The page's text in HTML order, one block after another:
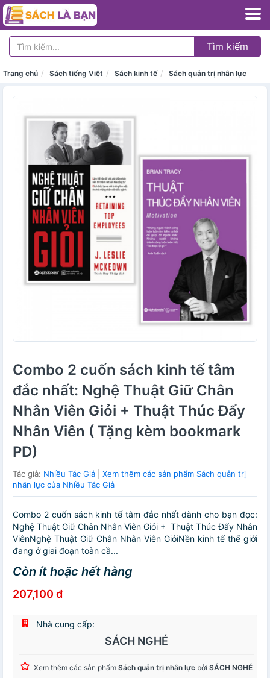
Tìm kiếm
Trang chủ Sách tiếng Việt Sách kinh tế Sách quản trị nhân lực
Combo 2 cuốn sách kinh tế tâm
đắc nhất: Nghệ Thuật Giữ Chân
Nhân Viên Giỏi + Thuật Thúc Đẩy
Nhân Viên ( Tặng kèm bookmark
PD)
Tác giả: Nhiều Tác Giả
Xem thêm các sản phẩm Sách quản trị
nhân lực của Nhiều Tác Giả
Combo 2 cuốn sách kinh tế tâm đắc nhất dành cho bạn đọc:
Nghệ Thuật Giữ Chân Nhân Viên Giỏi + Thuật Thúc Đẩy Nhân
ViênNghệ Thuật Giữ Chân Nhân Viên GiỏiNền kinh tế thế giới
đang ở giai đoạn toàn cầ...
Còn ít hoặc hết hàng
207,100 đ
Nhà cung cấp:
SÁCH NGHÉ
Xem thêm các sản phẩm Sách quản trị nhân lực bởi SÁCH NGHÉ